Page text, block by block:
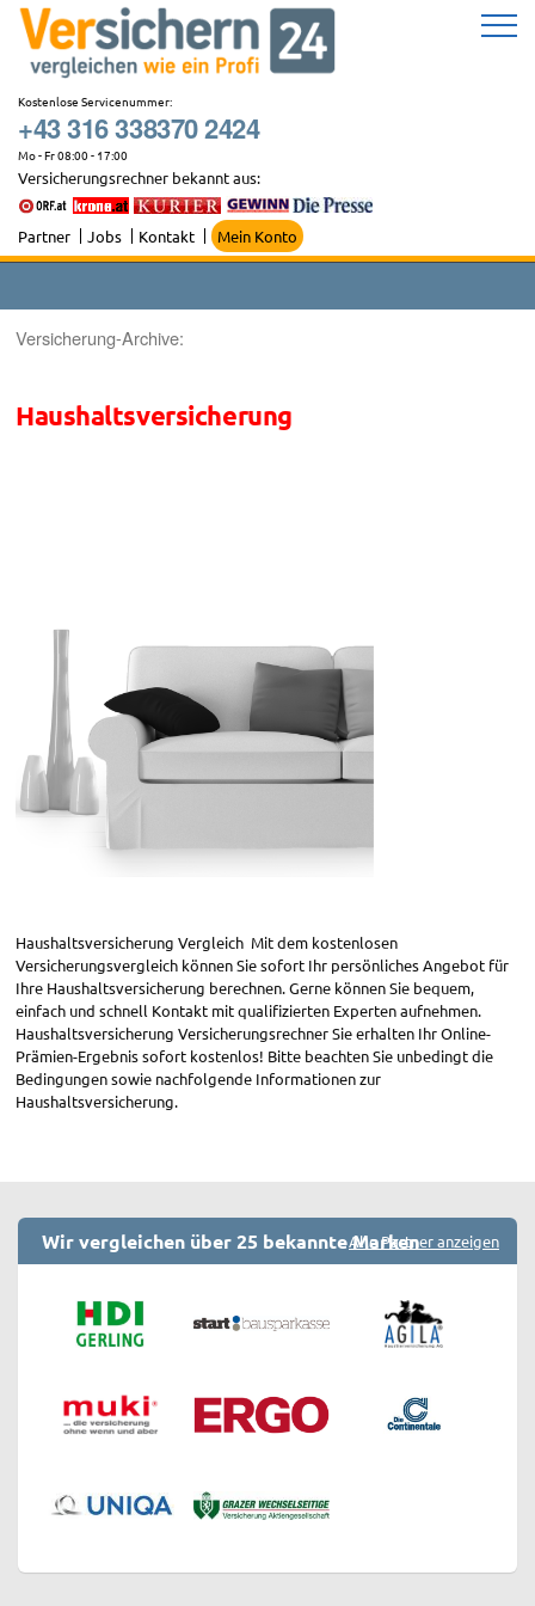
Zum
Inhalt
springen
Kostenlose Servicenummer:
+43 316 338370 2424
Mo - Fr 08:00 - 17:00
Versicherungsrechner bekannt aus:
Partner Jobs Kontakt Mein Konto
Versicherung-Archive:
Haushaltsversicherung
Haushaltsversicherung Vergleich Mit dem kostenlosen
Versicherungsvergleich können Sie sofort Ihr persönliches Angebot für
Ihre Haushaltsversicherung berechnen. Gerne können Sie bequem,
einfach und schnell Kontakt mit qualifizierten Experten aufnehmen.
Haushaltsversicherung Versicherungsrechner Sie erhalten Ihr Online-
Prämien-Ergebnis sofort kostenlos! Bitte beachten Sie unbedingt die
Bedingungen sowie nachfolgende Informationen zur
Haushaltsversicherung.
Wir vergleichen über 25 bekannte MarkenAlle Partner anzeigen